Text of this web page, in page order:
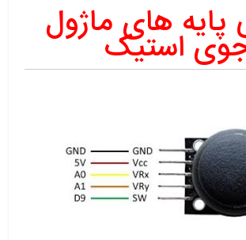
پایه های ماژول
استیک